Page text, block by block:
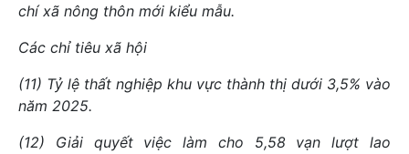
chí xã nông thôn mới kiểu mẫu.
Các chỉ tiêu xã hội
(11) Tỷ lệ thất nghiệp khu vực thành thị dưới 3,5% vào
năm 2025.
(12) Giải quyết việc làm cho 5,58 vạn lượt lao